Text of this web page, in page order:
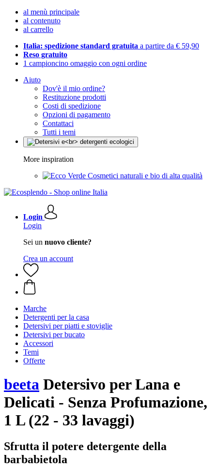
al menù principale
al contenuto
al carrello
Italia: spedizione standard gratuita a partire da € 59,90
Reso gratuito
1 campioncino omaggio con ogni ordine
Aiuto
Dov'è il mio ordine?
Restituzione prodotti
Costi di spedizione
Opzioni di pagamento
Contattaci
Tutti i temi
More inspiration
Cosmetici naturali e bio di alta qualità
Login
Login
Sei un nuovo cliente?
Crea un account
Marche
Detergenti per la casa
Detersivi per piatti e stoviglie
Detersivi per bucato
Accessori
Temi
Offerte
beeta Detersivo per Lana e
Delicati - Senza Profumazione,
1 L (22 - 33 lavaggi)
Sfrutta il potere detergente della
barbabietola